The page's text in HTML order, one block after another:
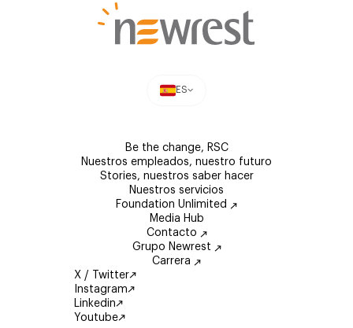
ES
Be the change, RSC
Nuestros empleados, nuestro futuro
Stories, nuestros saber hacer
Nuestros servicios
Foundation Unlimited
Media Hub
Contacto
Grupo Newrest
Carrera
X / Twitter
Instagram
Linkedin
Youtube